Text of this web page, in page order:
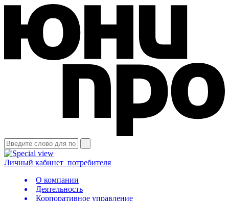
Личный кабинет потребителя
О компании
Деятельность
Корпоративное управление